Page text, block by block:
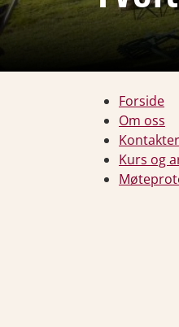
Forside
Om oss
Kontakter
Kurs og